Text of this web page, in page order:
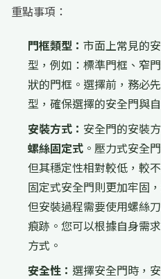
重點事項：
門框類型： 市面上常見的
型，例如：標準門框、窄
狀的門框。選擇前，務必
型，確保選擇的安全門與
安裝方式： 安全門的安裝
螺絲固定式 。壓力式安全
但其穩定性相對較低，較
固定式安全門則更加牢固
但安裝過程需要使用螺絲
痕跡。您可以根據自身需
方式。
安全性： 選擇安全門時，